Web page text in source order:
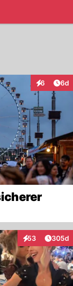
6 6d
53
Interaktionen
305d